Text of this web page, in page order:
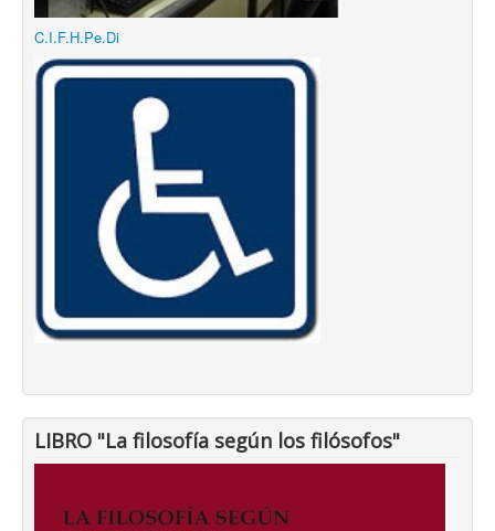
C.I.F.H.Pe.Di
LIBRO "La filosofía según los filósofos"